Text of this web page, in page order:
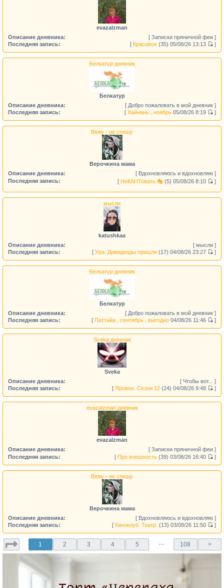
evazalzman
Описание дневника:
[ Записки пряничной феи ]
Последняя запись:
[ Красивое (35) 05/08/26 13:13 ]
Белкатур дневник
Белкатур
Описание дневника:
[ Добро пожаловать в мой дневник ]
Последняя запись:
[ Хайнань , ноябрь 05/08/26 8:19 ]
Вяжу - не спешу
Верочкина мама
Описание дневника:
[ Вдохновляюсь и вдохновляю ]
Последняя запись:
[ НеКАНТовать 🎭 (5) 05/08/26 8:10 ]
мысли
katushkaa
Описание дневника:
[ мысли ]
Последняя запись:
[ Ура. Дивиденды пришли (17) 04/08/26 23:27 ]
Белкатур дневник
Белкатур
Описание дневника:
[ Добро пожаловать в мой дневник ]
Последняя запись:
[ Паттайа , сентябрь , выгодно 04/08/26 11:46 ]
Sveka дневник
Sveka
Описание дневника:
[ Чтобы вот... ]
Последняя запись:
[ Яровое. Сезон 12 (24) 04/08/26 9:48 ]
evazalzman дневник
evazalzman
Описание дневника:
[ Записки пряничной феи ]
Последняя запись:
[ Про внешность (39) 03/08/26 16:40 ]
Вяжу - не спешу
Верочкина мама
Описание дневника:
[ Вдохновляюсь и вдохновляю ]
Последняя запись:
[ Киноклуб. Театр. (13) 03/08/26 11:50 ]
1 2 3 4 5 … 108 >